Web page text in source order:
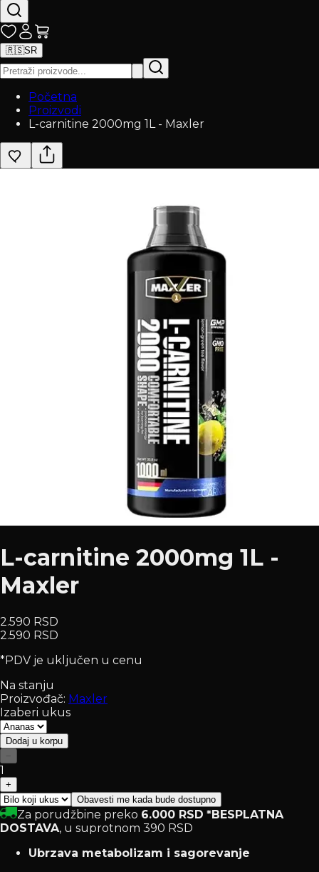
🇷🇸SR
Početna
Proizvodi
L-carnitine 2000mg 1L - Maxler
L-carnitine 2000mg 1L -
Maxler
2.590 RSD
2.590 RSD
*PDV je uključen u cenu
Na stanju
Proizvođač: Maxler
Izaberi ukus
Dodaj u korpu
−
1
+
Obavesti me kada bude dostupno
Za porudžbine preko 6.000 RSD *BESPLATNA
DOSTAVA, u suprotnom 390 RSD
Ubrzava metabolizam i sagorevanje